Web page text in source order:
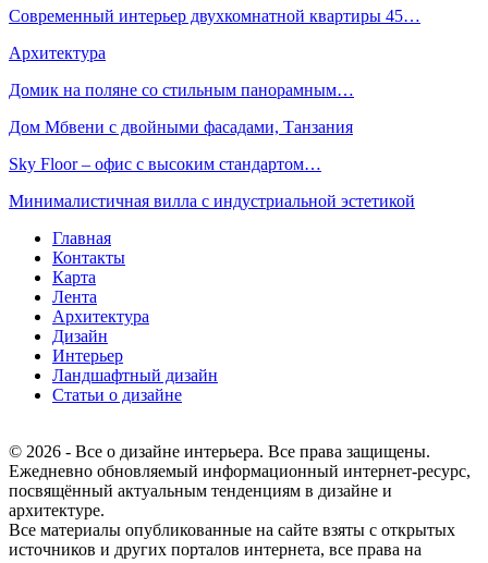
Современный интерьер двухкомнатной квартиры 45…
Архитектура
Домик на поляне со стильным панорамным…
Дом Мбвени с двойными фасадами, Танзания
Sky Floor – офис с высоким стандартом…
Минималистичная вилла с индустриальной эстетикой
Главная
Контакты
Карта
Лента
Архитектура
Дизайн
Интерьер
Ландшафтный дизайн
Статьи о дизайне
© 2026 - Все о дизайне интерьера. Все права защищены.
Ежедневно обновляемый информационный интернет-ресурс,
посвящённый актуальным тенденциям в дизайне и
архитектуре.
Все материалы опубликованные на сайте взяты с открытых
источников и других порталов интернета, все права на